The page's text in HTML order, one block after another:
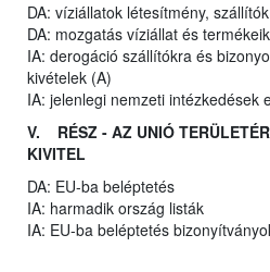
DA: víziállatok létesítmény, szállítók
DA: mozgatás víziállat és termékeik
IA: derogáció szállítókra és
kivételek (A)
IA: jelenlegi nemzeti intézkedések
V. RÉSZ - AZ UNIÓ
KIVITEL
DA: EU-ba beléptetés
IA: harmadik ország listák
IA: EU-ba beléptetés